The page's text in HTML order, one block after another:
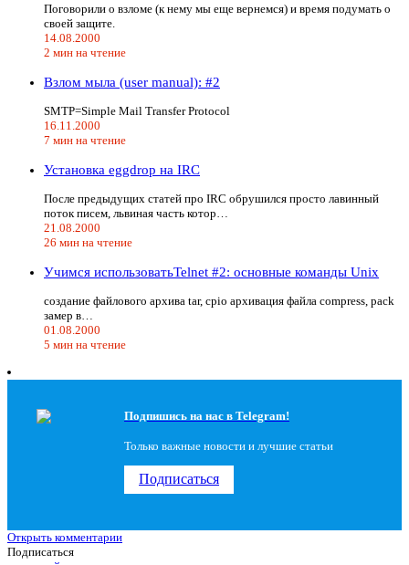
Поговорили о взломе (к нему мы еще вернемся) и время подумать о
своей защите.
14.08.2000
2 мин на чтение
Взлом мыла (user manual): #2
SMTP=Simple Mail Transfer Protocol
16.11.2000
7 мин на чтение
Установка eggdrop на IRC
После предыдущих статей про IRC обрушился просто лавинный
поток писем, львиная часть котор…
21.08.2000
26 мин на чтение
Учимся использоватьTelnet #2: основные команды Unix
создание файлового архива tar, cpio архивация файла compress, pack
замер в…
01.08.2000
5 мин на чтение
Подпишись на наc в Telegram!
Только важные новости и лучшие статьи
Подписаться
Открыть комментарии
Подписаться